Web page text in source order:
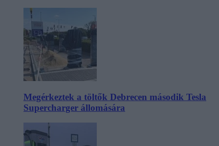
Megérkeztek a töltők Debrecen második Tesla
Supercharger állomására